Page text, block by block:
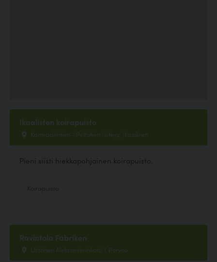
Ikaalisten koirapuisto
Kamraatintien - Peltotien risteys, Ikaalinen
Pieni siisti hiekkapohjainen koirapuisto.
Ravintola Fabriken
Läntinen Aleksanterinkatu 1, Porvoo